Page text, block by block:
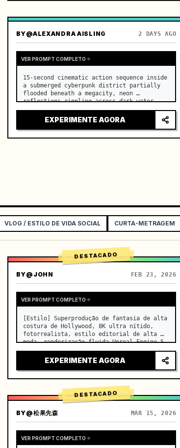
BY@ALEXANDRA AISLING 2 DAYS AGO
VER PROMPT COMPLETO
15-second cinematic action sequence inside
a submerged cyberpunk district partially
flooded beneath a megacity, neon
reflections rippling across dark water,
giant ventilation fans spinning overhead.
EXPERIMENTE AGORA
VLOG / ESTILO DE VIDA SOCIAL CURTA-METRAGEM
DESTACADO
BY@JOHN FEB 23, 2026
VER PROMPT COMPLETO
[Estilo] Superprodução de fantasia de alta
costura de Hollywood, 8K ultra nítido,
fotorrealista, estilo editorial de alta
moda, renderização fluida Unreal Engine 5,
ilusão visual. [Duração] 15 segundos.
[Cena] Uma planície de sal infinita e real
EXPERIMENTE AGORA
DESTACADO
BY@松果先森 MAR 15, 2026
VER PROMPT COMPLETO